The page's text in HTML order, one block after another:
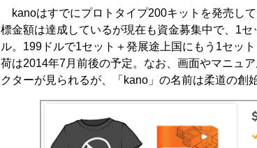
kanoはすでにプロトタイプ200キットを発売し
標金額は達成しているが現在も資金募集中で、1
ル。199ドルで1セット＋発展途上国にもう1セッ
荷は2014年7月前後の予定。なお、画面やマニュ
クターが見られるが、「kano」の名前は柔道の創